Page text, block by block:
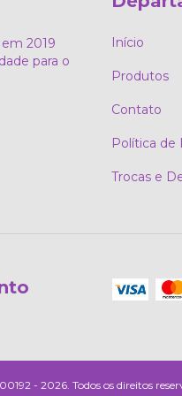
2019
para o
Início
Produtos
Contato
Política de
Trocas e
- 2026. Todos os direitos